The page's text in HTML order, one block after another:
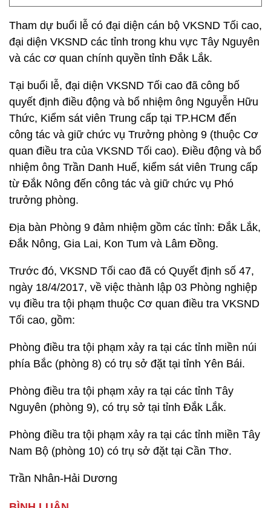
Tham dự buổi lễ có đại diện cán bộ VKSND Tối cao,
đại diện VKSND các tỉnh trong khu vực Tây Nguyên
và các cơ quan chính quyền tỉnh Đắk Lắk.
Tại buổi lễ, đại diện VKSND Tối cao đã công bố
quyết định điều động và bổ nhiệm ông Nguyễn Hữu
Thức, Kiểm sát viên Trung cấp tại TP.HCM đến
công tác và giữ chức vụ Trưởng phòng 9 (thuộc Cơ
quan điều tra của VKSND Tối cao). Điều động và bổ
nhiệm ông Trần Danh Huế, kiểm sát viên Trung cấp
từ Đắk Nông đến công tác và giữ chức vụ Phó
trưởng phòng.
Địa bàn Phòng 9 đảm nhiệm gồm các tỉnh: Đắk Lắk,
Đắk Nông, Gia Lai, Kon Tum và Lâm Đồng.
Trước đó, VKSND Tối cao đã có Quyết định số 47,
ngày 18/4/2017, về việc thành lập 03 Phòng nghiệp
vụ điều tra tội phạm thuộc Cơ quan điều tra VKSND
Tối cao, gồm:
Phòng điều tra tội phạm xảy ra tại các tỉnh miền núi
phía Bắc (phòng 8) có trụ sở đặt tại tỉnh Yên Bái.
Phòng điều tra tội phạm xảy ra tại các tỉnh Tây
Nguyên (phòng 9), có trụ sở tại tỉnh Đắk Lắk.
Phòng điều tra tội phạm xảy ra tại các tỉnh miền Tây
Nam Bộ (phòng 10) có trụ sở đặt tại Cần Thơ.
Trần Nhân-Hải Dương